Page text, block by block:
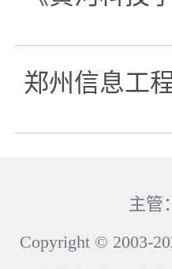
郑州信息工
主管
Copyright © 2003-